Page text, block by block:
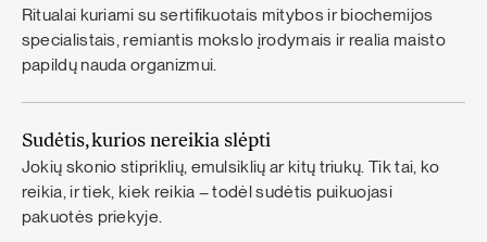
Ritualai kuriami su sertifikuotais mitybos ir biochemijos
specialistais, remiantis mokslo įrodymais ir realia maisto
papildų nauda organizmui.
Sudėtis, kurios nereikia slėpti
Jokių skonio stipriklių, emulsiklių ar kitų triukų. Tik tai, ko
reikia, ir tiek, kiek reikia – todėl sudėtis puikuojasi
pakuotės priekyje.